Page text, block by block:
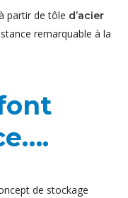
partir de tôle d’acier
remarquable à la
de stockage